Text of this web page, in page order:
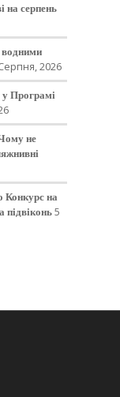
на серпень
водними
2026
у Програмі
не
Конкурс на
підвіконь5